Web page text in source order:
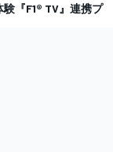
験『F1® TV』連携プ